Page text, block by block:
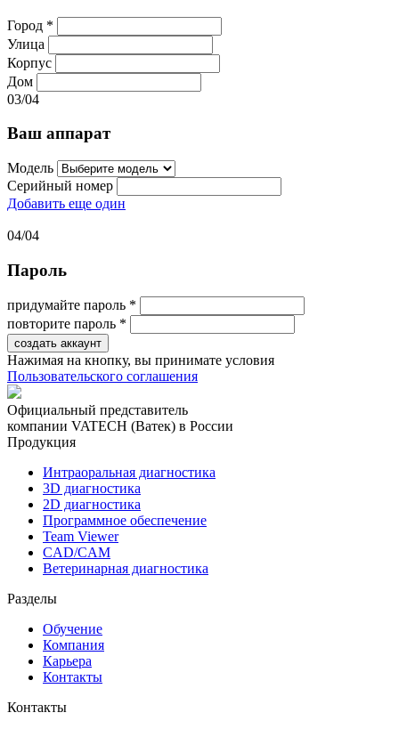
Город *
Улица
Корпус
Дом
03/04
Ваш аппарат
Модель
Серийный номер
Добавить еще один
04/04
Пароль
придумайте пароль *
повторите пароль *
Нажимая на кнопку, вы принимате условия
Пользовательского соглашения
Официальный представитель
компании VATECH (Ватек) в России
Продукция
Интраоральная диагностика
3D диагностика
2D диагностика
Программное обеспечение
Team Viewer
CAD/CAM
Ветеринарная диагностика
Разделы
Обучение
Компания
Карьера
Контакты
Контакты